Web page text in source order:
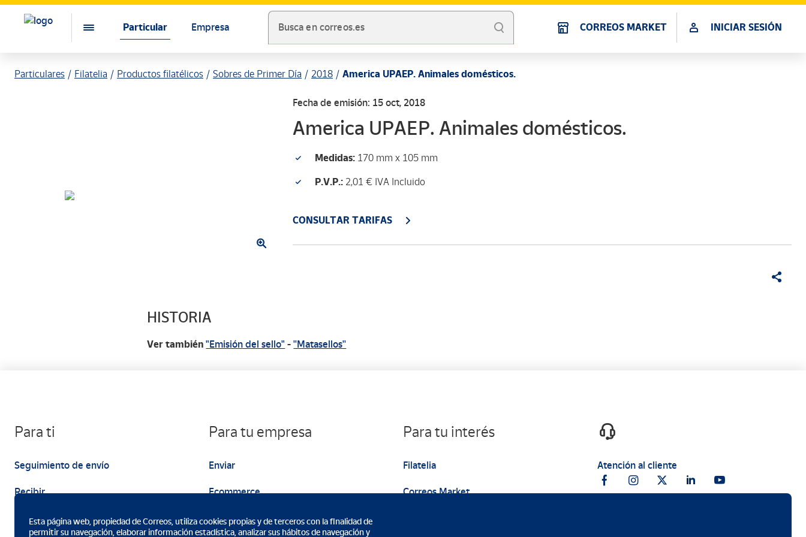
Particular Empresa Busca en correos.es CORREOS MARKET INICIAR SESIÓN
Particulares Filatelia Productos filatélicos Sobres de Primer Día 2018 America UPAEP. Animales domésticos.
Fecha de emisión: 15 oct, 2018
America UPAEP. Animales domésticos.
Medidas: 170 mm x 105 mm
P.V.P.: 2,01 € IVA Incluido
CONSULTAR TARIFAS
HISTORIA
Ver también"Emisión del sello" -''Matasellos''
Para ti
Seguimiento de envío
Recibir
Enviar
Para tu empresa
Enviar
Ecommerce
Marketing
Para tu interés
Filatelia
Correos Market
Atención al cliente
Esta página web, propiedad de Correos, utiliza cookies propias y de terceros con la finalidad de
permitir su navegación, elaborar información estadística, analizar sus hábitos de navegación y